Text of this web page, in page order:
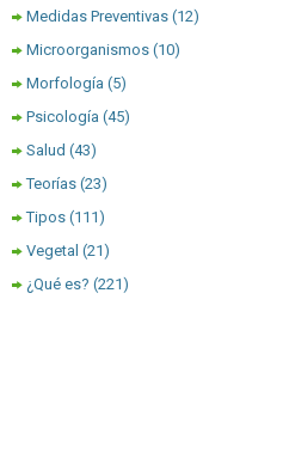
Medidas Preventivas (12)
Microorganismos (10)
Morfología (5)
Psicología (45)
Salud (43)
Teorías (23)
Tipos (111)
Vegetal (21)
¿Qué es? (221)